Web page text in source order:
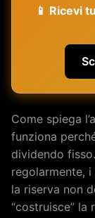
📱 Ricevi
Come spiega
funziona
dividendo
regolarmente,
la riserva non
“costruisce” la